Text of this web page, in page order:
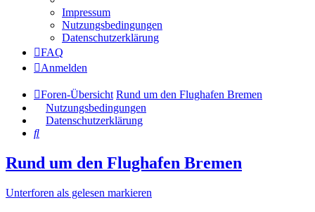
Impressum
Nutzungsbedingungen
Datenschutzerklärung
FAQ
Anmelden
Foren-Übersicht Rund um den Flughafen Bremen
Nutzungsbedingungen
Datenschutzerklärung
Suche
Rund um den Flughafen Bremen
Unterforen als gelesen markieren